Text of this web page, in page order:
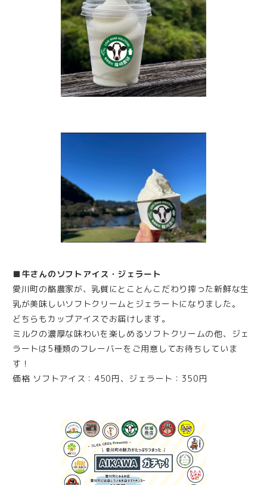
■牛さんのソフトアイス・ジェラート
愛川町の酪農家が、乳質にとことんこだわり搾った新鮮な生
乳が美味しいソフトクリームとジェラートになりました。
どちらもカップアイスでお届けします。
ミルクの濃厚な味わいを楽しめるソフトクリームの他、ジェ
ラートは5種類のフレーバーをご用意してお待ちしていま
す！
価格 ソフトアイス：450円、ジェラート：350円